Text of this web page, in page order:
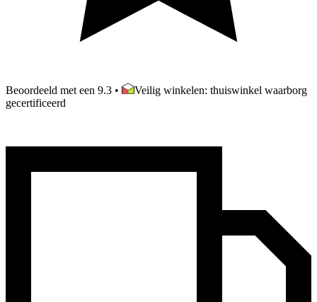
Beoordeeld met een 9.3 •
Veilig winkelen: thuiswinkel waarborg
gecertificeerd